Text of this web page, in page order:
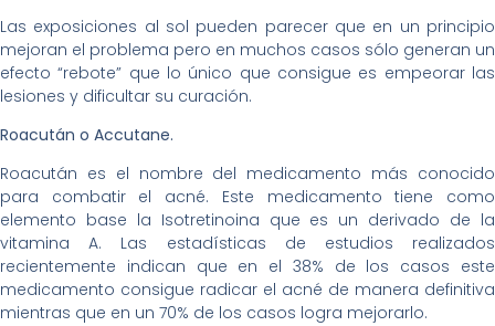
Las exposiciones al sol pueden parecer que en un principio
mejoran el problema pero en muchos casos sólo generan un
efecto “rebote” que lo único que consigue es empeorar las
lesiones y dificultar su curación.
Roacután o Accutane.
Roacután es el nombre del medicamento más conocido
para combatir el acné. Este medicamento tiene como
elemento base la Isotretinoina que es un derivado de la
vitamina A. Las estadísticas de estudios realizados
recientemente indican que en el 38% de los casos este
medicamento consigue radicar el acné de manera definitiva
mientras que en un 70% de los casos logra mejorarlo.